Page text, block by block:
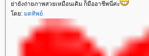
่ายังถ่ายภาพสวยเหมือนเดิม ก็มืออาชีพนี่ค่ะ
ดย: มดทิพย์